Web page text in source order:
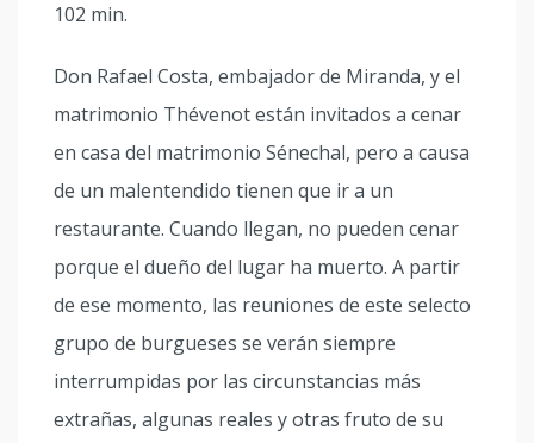
102 min.
Don Rafael Costa, embajador de Miranda, y el
matrimonio Thévenot están invitados a cenar
en casa del matrimonio Sénechal, pero a causa
de un malentendido tienen que ir a un
restaurante. Cuando llegan, no pueden cenar
porque el dueño del lugar ha muerto. A partir
de ese momento, las reuniones de este selecto
grupo de burgueses se verán siempre
interrumpidas por las circunstancias más
extrañas, algunas reales y otras fruto de su